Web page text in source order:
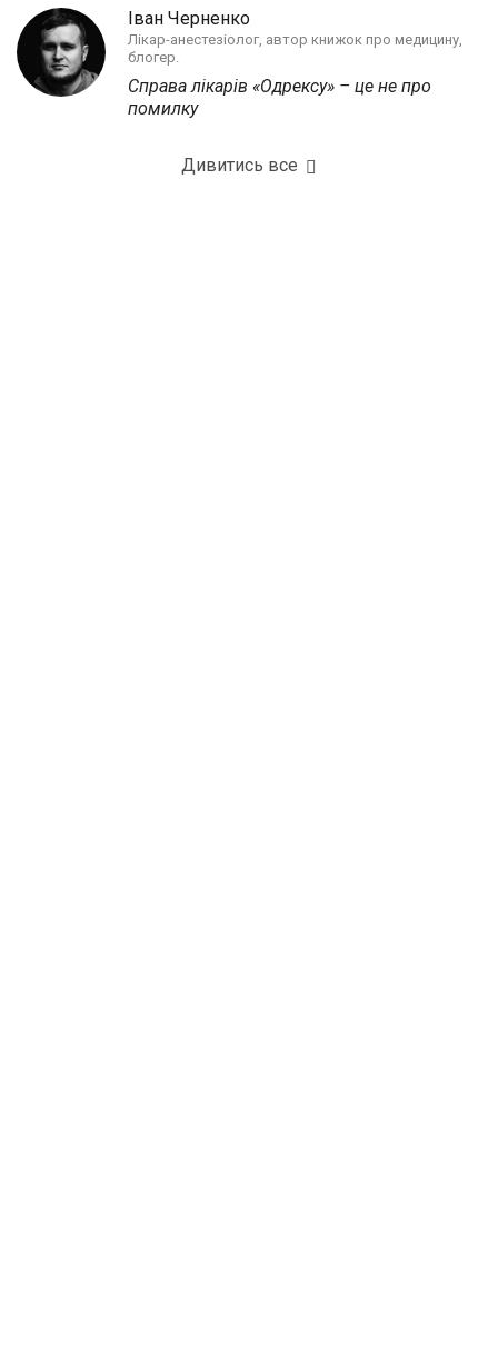
Іван Черненко
Лікар-анестезіолог, автор книжок про медицину,
блогер.
Справа лікарів «Одрексу» – це не про
помилку
Дивитись все